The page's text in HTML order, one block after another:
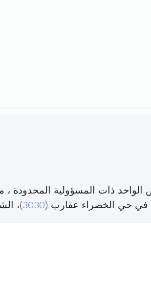
ذات المسؤولية المحدودة ،
في حي الخضراء عقارب (3030)،